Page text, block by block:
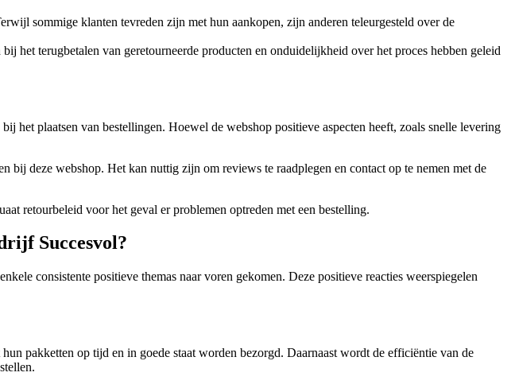
sommige klanten tevreden zijn met hun aankopen, zijn anderen teleurgesteld over de
het terugbetalen van geretourneerde producten en onduidelijkheid over het proces hebben geleid
plaatsen van bestellingen. Hoewel de webshop positieve aspecten heeft, zoals snelle levering
bij deze webshop. Het kan nuttig zijn om reviews te raadplegen en contact op te nemen met de
retourbeleid voor het geval er problemen optreden met een bestelling.
Succesvol?
consistente positieve themas naar voren gekomen. Deze positieve reacties weerspiegelen
pakketten op tijd en in goede staat worden bezorgd. Daarnaast wordt de efficiëntie van de